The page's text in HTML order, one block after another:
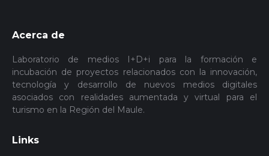
Acerca de
Laboratorio de medios I+D+i para la formación e
incubación de proyectos relacionados con la innovación,
tecnología y desarrollo de nuevos medios digitales
asociados con realidades aumentada y virtual para el
turismo en la Región del Maule.
Links